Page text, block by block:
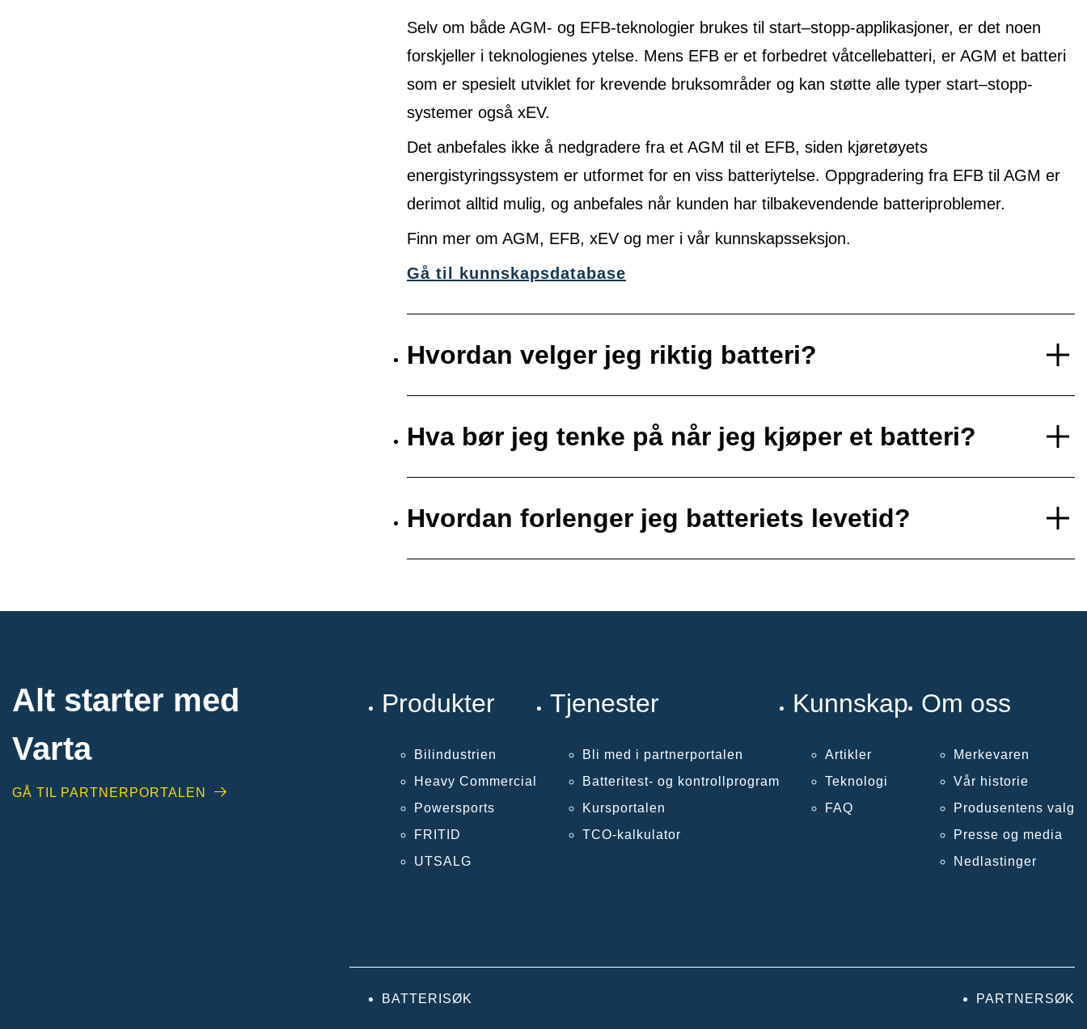
Selv om både AGM- og EFB-teknologier brukes til start–stopp-applikasjoner, er det noen
forskjeller i teknologienes ytelse. Mens EFB er et forbedret våtcellebatteri, er AGM et batteri
som er spesielt utviklet for krevende bruksområder og kan støtte alle typer start–stopp-
systemer også xEV.
Det anbefales ikke å nedgradere fra et AGM til et EFB, siden kjøretøyets
energistyringssystem er utformet for en viss batteriytelse. Oppgradering fra EFB til AGM er
derimot alltid mulig, og anbefales når kunden har tilbakevendende batteriproblemer.
Finn mer om AGM, EFB, xEV og mer i vår kunnskapsseksjon.
Gå til kunnskapsdatabase
Hvordan velger jeg riktig batteri?
Hva bør jeg tenke på når jeg kjøper et batteri?
Hvordan forlenger jeg batteriets levetid?
Alt starter med
Varta
GÅ TIL PARTNERPORTALEN
Produkter
Bilindustrien
Heavy Commercial
Powersports
FRITID
UTSALG
Tjenester
Bli med i partnerportalen
Batteritest- og kontrollprogram
Kursportalen
TCO-kalkulator
Kunnskap
Artikler
Teknologi
FAQ
Om oss
Merkevaren
Vår historie
Produsentens valg
Presse og media
Nedlastinger
BATTERISØK PARTNERSØK